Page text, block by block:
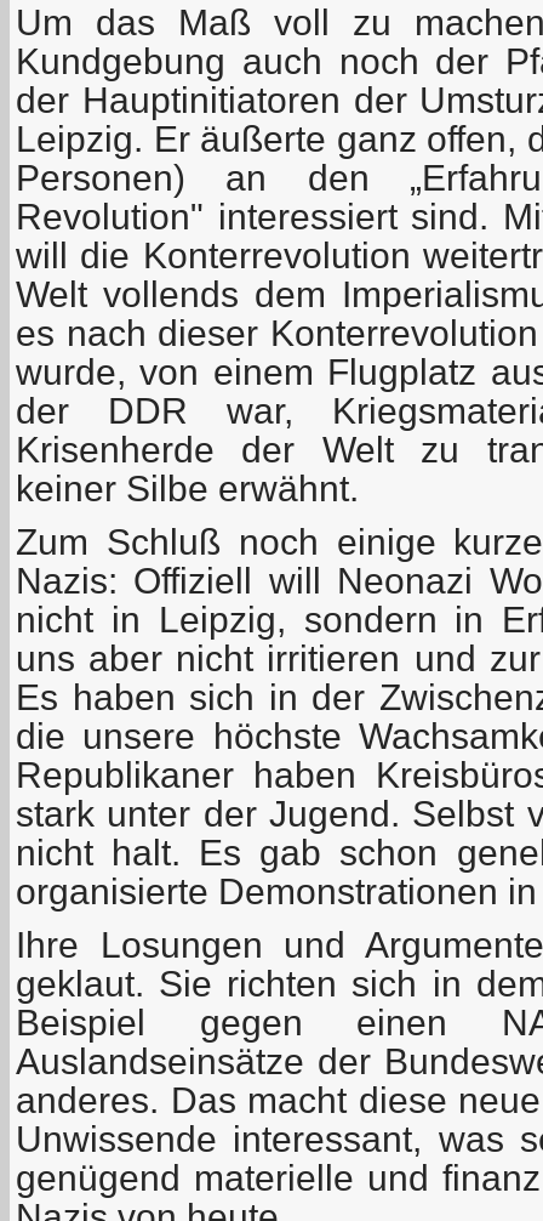
Um das Maß voll zu
Kundgebung auch noch der
der Hauptinitiatoren der
Leipzig. Er äußerte ganz offen,
Personen) an den
Revolution" interessiert sind.
will die Konterrevolution
Welt vollends dem
es nach dieser
wurde, von einem Flugplatz
der DDR war,
Krisenherde der Welt zu
keiner Silbe erwähnt.
Zum Schluß noch einige
Nazis: Offiziell will Neonazi
nicht in Leipzig, sondern in
uns aber nicht irritieren und
Es haben sich in der
die unsere höchste
Republikaner haben
stark unter der Jugend. Selbst
nicht halt. Es gab schon
organisierte Demonstrationen
Ihre Losungen und
geklaut. Sie richten sich in
Beispiel gegen einen
Auslandseinsätze der
anderes. Das macht diese
Unwissende interessant, was
genügend materielle und